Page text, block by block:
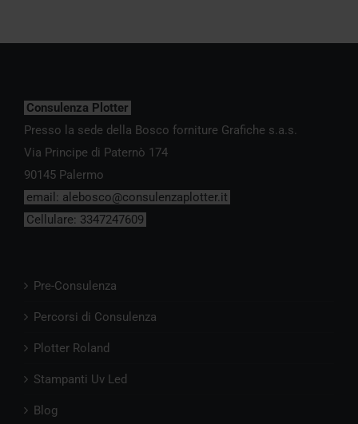
Consulenza Plotter
Presso la sede della Bosco forniture Grafiche s.a.s.
Via Principe di Paternò 174
90145 Palermo
email: alebosco@consulenzaplotter.it
Cellulare: 3347247609
Pre-Consulenza
Percorsi di Consulenza
Plotter Roland
Stampanti Uv Led
Blog